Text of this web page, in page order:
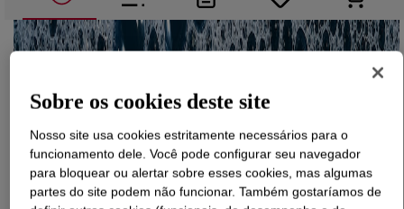
O que éACRYSOL™ G-111E Thickener?
Sobre os cookies deste site
Nosso site usa cookies estritamente necessários para o
funcionamento dele. Você pode configurar seu navegador
para bloquear ou alertar sobre esses cookies, mas algumas
partes do site podem não funcionar. Também gostaríamos de